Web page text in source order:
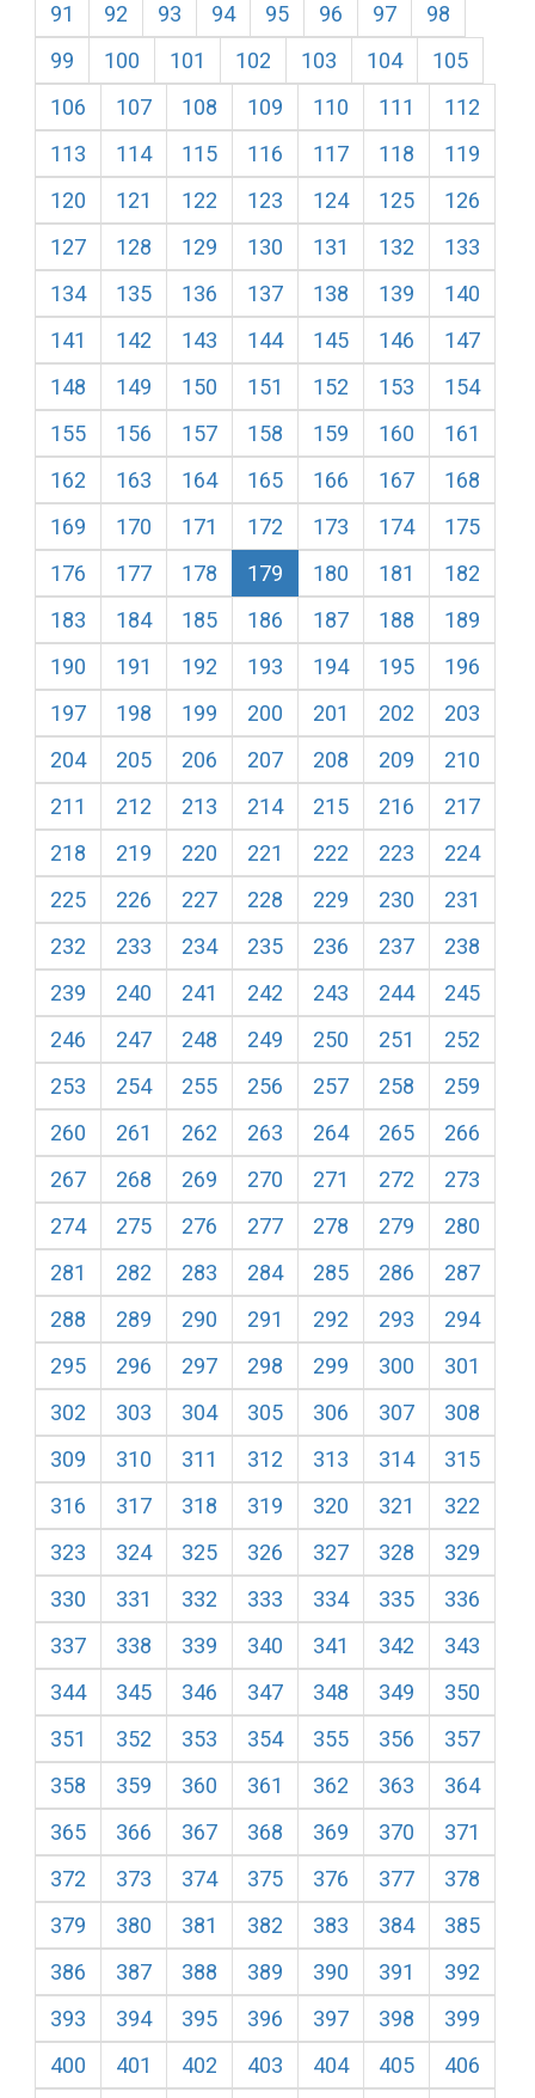
91
92 93 94 95 96 97
98
99
100 101 102 103 104
105
106
107 108 109 110 111
112
113
114 115 116 117 118
119
120
121 122 123 124 125
126
127
128 129 130 131 132
133
134
135 136 137 138 139
140
141
142 143 144 145 146
147
148
149 150 151 152 153
154
155
156 157 158 159 160
161
162
163 164 165 166 167
168
169
170 171 172 173 174
175
176
177 178 179 180 181
182
183
184 185 186 187 188
189
190
191 192 193 194 195
196
197
198 199 200 201 202
203
204
205 206 207 208 209
210
211
212 213 214 215 216
217
218
219 220 221 222 223
224
225
226 227 228 229 230
231
232
233 234 235 236 237
238
239
240 241 242 243 244
245
246
247 248 249 250 251
252
253
254 255 256 257 258
259
260
261 262 263 264 265
266
267
268 269 270 271 272
273
274
275 276 277 278 279
280
281
282 283 284 285 286
287
288
289 290 291 292 293
294
295
296 297 298 299 300
301
302
303 304 305 306 307
308
309
310 311 312 313 314
315
316
317 318 319 320 321
322
323
324 325 326 327 328
329
330
331 332 333 334 335
336
337
338 339 340 341 342
343
344
345 346 347 348 349
350
351
352 353 354 355 356
357
358
359 360 361 362 363
364
365
366 367 368 369 370
371
372
373 374 375 376 377
378
379
380 381 382 383 384
385
386
387 388 389 390 391
392
393
394 395 396 397 398
399
400
401 402 403 404 405 406